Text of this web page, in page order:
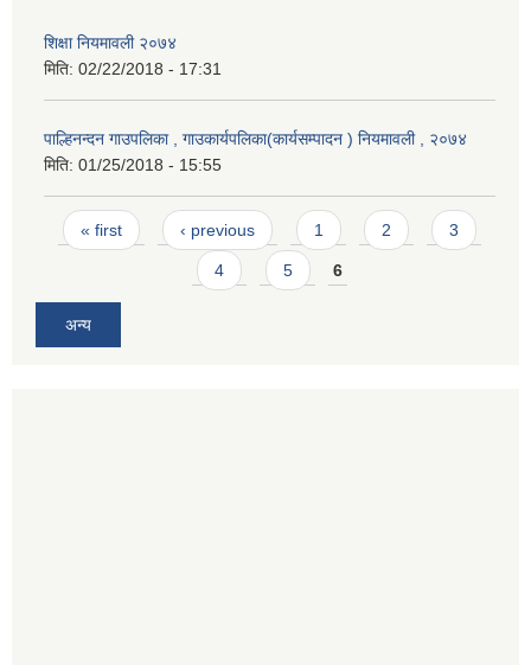
शिक्षा नियमावली २०७४
मिति: 02/22/2018 - 17:31
पाल्हिनन्दन गाउपलिका , गाउकार्यपलिका(कार्यसम्पादन ) नियमावली , २०७४
मिति: 01/25/2018 - 15:55
Pages
« first ‹ previous 1 2 3
4 5 6
अन्य